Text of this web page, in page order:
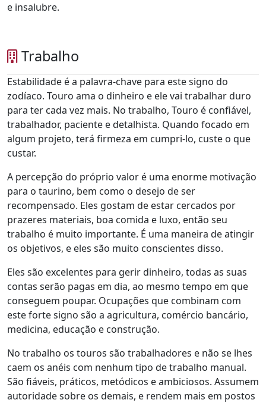
e insalubre.
Trabalho
Estabilidade é a palavra-chave para este signo do
zodíaco. Touro ama o dinheiro e ele vai trabalhar duro
para ter cada vez mais. No trabalho, Touro é confiável,
trabalhador, paciente e detalhista. Quando focado em
algum projeto, terá firmeza em cumpri-lo, custe o que
custar.
A percepção do próprio valor é uma enorme motivação
para o taurino, bem como o desejo de ser
recompensado. Eles gostam de estar cercados por
prazeres materiais, boa comida e luxo, então seu
trabalho é muito importante. É uma maneira de atingir
os objetivos, e eles são muito conscientes disso.
Eles são excelentes para gerir dinheiro, todas as suas
contas serão pagas em dia, ao mesmo tempo em que
conseguem poupar. Ocupações que combinam com
este forte signo são a agricultura, comércio bancário,
medicina, educação e construção.
No trabalho os touros são trabalhadores e não se lhes
caem os anéis com nenhum tipo de trabalho manual.
São fiáveis, práticos, metódicos e ambiciosos. Assumem
autoridade sobre os demais, e rendem mais em postos